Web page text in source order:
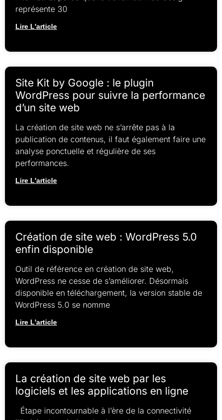
représente 30
Lire L'article
Site Kit by Google : le plugin
WordPress pour suivre la performance
d’un site web
La création de site web ne s’arrête pas à la
publication de contenus, il faut également faire une
analyse ponctuelle et régulière de ses
performances.
Lire L'article
Création de site web : WordPress 5.0
enfin disponible
Outil de référence en création de site web,
WordPress ne cesse de s’améliorer. Désormais
disponible en téléchargement, la version stable de
WordPress 5.0 se nomme
Lire L'article
La création de site web par les
logiciels et les applications en ligne
Étape incontournable à l’ère de la connectivité